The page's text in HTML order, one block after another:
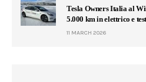
Tesla Owners Italia al
5.000 km in elettrico e
11 MARCH 2026